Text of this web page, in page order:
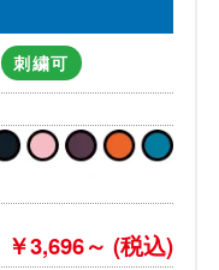
刺繍可
￥3,696～ (税込)